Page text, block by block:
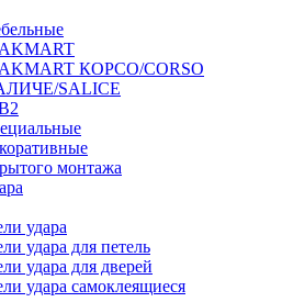
КОРСО/CORSO
SALICE
монтажа
удара
удара для петель
удара для дверей
удара самоклеящиеся